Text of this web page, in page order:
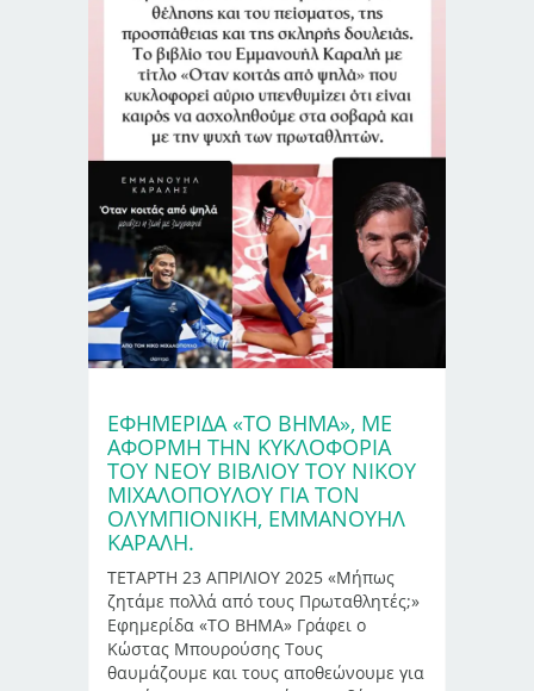
ΕΦΗΜΕΡΊΔΑ «ΤΟ ΒΗΜΑ», ΜΕ
ΑΦΟΡΜΉ ΤΗΝ ΚΥΚΛΟΦΟΡΊΑ
ΤΟΥ ΝΈΟΥ ΒΙΒΛΊΟΥ ΤΟΥ ΝΊΚΟΥ
ΜΙΧΑΛΌΠΟΥΛΟΥ ΓΙΑ ΤΟΝ
ΟΛΥΜΠΙΟΝΊΚΗ, ΕΜΜΑΝΟΥΉΛ
ΚΑΡΑΛΉ.
ΤΕΤΑΡΤΗ 23 ΑΠΡΙΛΙΟΥ 2025 «Μήπως
ζητάμε πολλά από τους Πρωταθλητές;»
Εφημερίδα «ΤΟ ΒΗΜΑ» Γράφει ο
Κώστας Μπουρούσης Τους
θαυμάζουμε και τους αποθεώνουμε για